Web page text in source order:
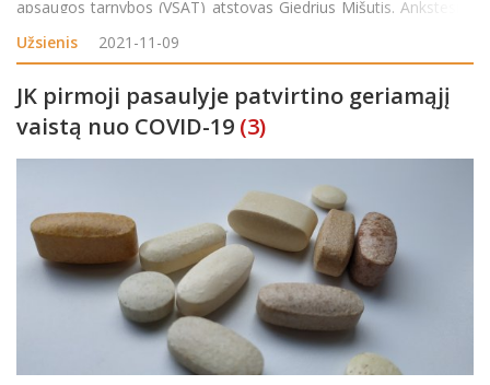
apsaugos tarnybos (VSAT) atstovas Giedrius Mišutis. Ankstesnę
parą tokių bandymų buvo gerokai mažiau – 73. „Tų grupių yra,
matyti judėjimas. Ne visos,
Užsienis 2021-11-09
JK pirmoji pasaulyje patvirtino geriamąjį
vaistą nuo COVID-19 (3)